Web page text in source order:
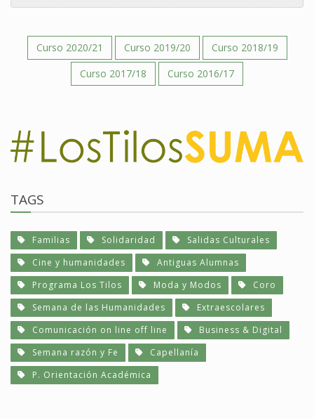
Curso 2020/21 Curso 2019/20
Curso 2018/19
Curso 2017/18
Curso 2016/17
TAGS
Familias Solidaridad
Salidas Culturales
Cine y humanidades
Antiguas Alumnas
Programa Los Tilos
Moda y Modos
Coro
Semana de las Humanidades
Extraescolares
Comunicación on line off line
Business & Digital
Semana razón y Fe
Capellanía
P. Orientación Académica